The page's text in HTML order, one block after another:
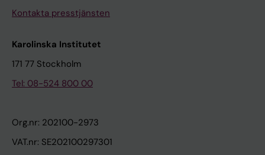
Kontakta presstjänsten
Karolinska Institutet
171 77 Stockholm
Tel: 08-524 800 00
Org.nr: 202100-2973
VAT.nr: SE202100297301